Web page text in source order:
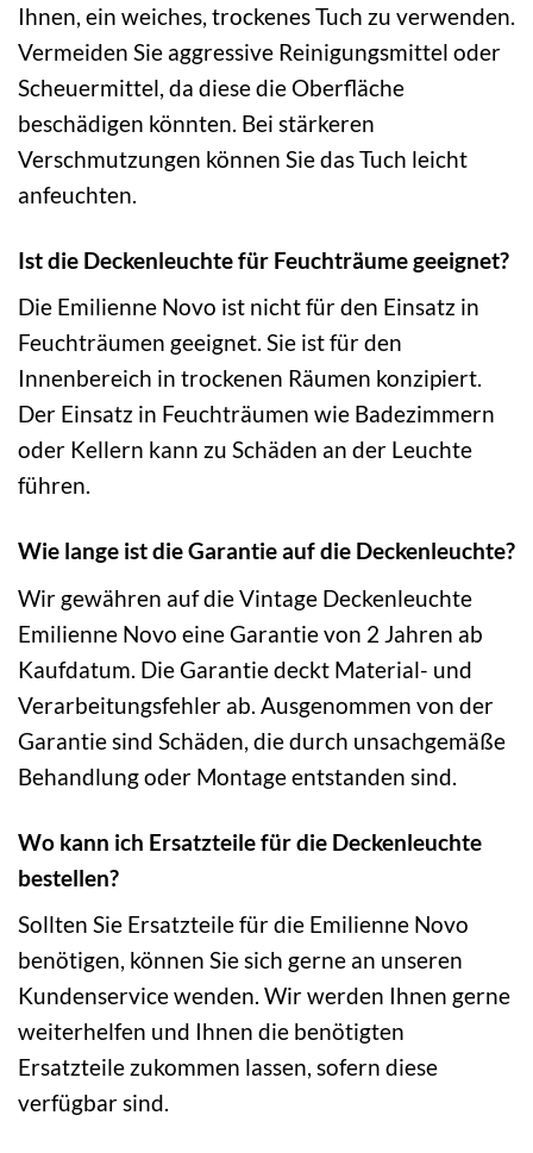
Ihnen, ein weiches, trockenes Tuch zu verwenden.
Vermeiden Sie aggressive Reinigungsmittel oder
Scheuermittel, da diese die Oberfläche
beschädigen könnten. Bei stärkeren
Verschmutzungen können Sie das Tuch leicht
anfeuchten.
Ist die Deckenleuchte für Feuchträume geeignet?
Die Emilienne Novo ist nicht für den Einsatz in
Feuchträumen geeignet. Sie ist für den
Innenbereich in trockenen Räumen konzipiert.
Der Einsatz in Feuchträumen wie Badezimmern
oder Kellern kann zu Schäden an der Leuchte
führen.
Wie lange ist die Garantie auf die Deckenleuchte?
Wir gewähren auf die Vintage Deckenleuchte
Emilienne Novo eine Garantie von 2 Jahren ab
Kaufdatum. Die Garantie deckt Material- und
Verarbeitungsfehler ab. Ausgenommen von der
Garantie sind Schäden, die durch unsachgemäße
Behandlung oder Montage entstanden sind.
Wo kann ich Ersatzteile für die Deckenleuchte
bestellen?
Sollten Sie Ersatzteile für die Emilienne Novo
benötigen, können Sie sich gerne an unseren
Kundenservice wenden. Wir werden Ihnen gerne
weiterhelfen und Ihnen die benötigten
Ersatzteile zukommen lassen, sofern diese
verfügbar sind.